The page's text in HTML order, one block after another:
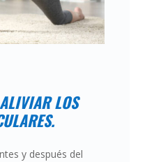
LOS
y después del